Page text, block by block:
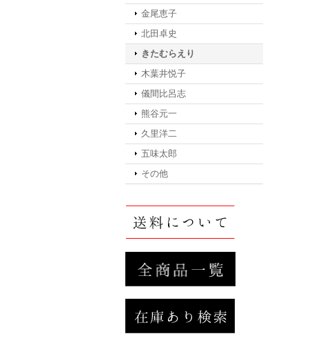
金尾恵子
北田卓史
きたむらえり
木葉井悦子
儀間比呂志
熊谷元一
久里洋二
五味太郎
その他